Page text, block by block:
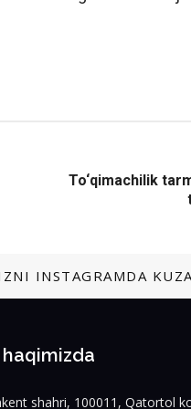
To‘qimachilik
INSTAGRAMDA
haqimizda
shahri, 100011, Qatortol